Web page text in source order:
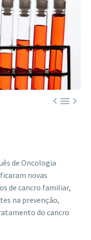

de Oncologia
novas
de cancro familiar,
na prevenção,
do cancro